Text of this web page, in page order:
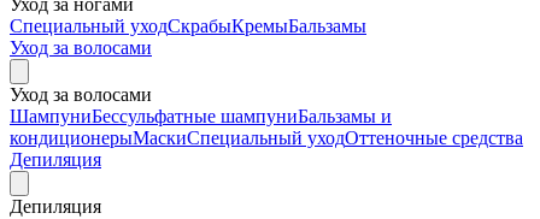
Уход за ногами
Специальный уходСкрабыКремыБальзамы
Уход за волосами
Уход за волосами
ШампуниБессульфатные шампуниБальзамы и
кондиционерыМаскиСпециальный уходОттеночные средства
Депиляция
Депиляция